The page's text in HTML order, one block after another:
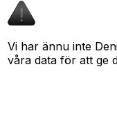
Vi har ännu inte
våra data för att ge